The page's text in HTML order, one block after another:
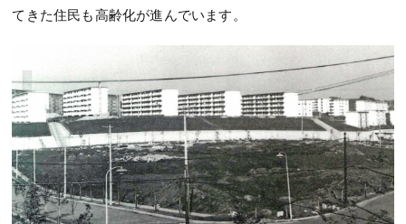
てきた住民も高齢化が進んでいます。